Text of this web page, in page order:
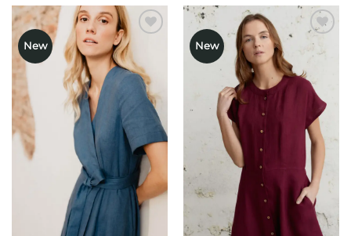
New
Mėgstamiausias
New
Mėgstamiausias